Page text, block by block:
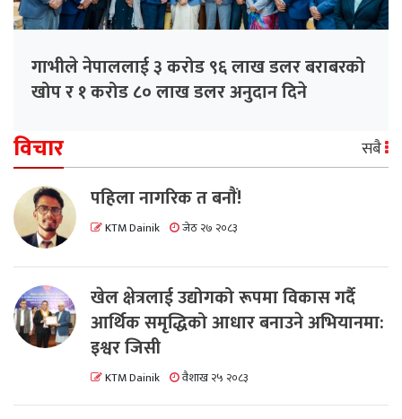
गाभीले नेपाललाई ३ करोड ९६ लाख डलर बराबरको
खोप र १ करोड ८० लाख डलर अनुदान दिने
विचार सबै
पहिला नागरिक त बनाैं!
KTM Dainik जेठ २७ २०८३
खेल क्षेत्रलाई उद्योगको रूपमा विकास गर्दै
आर्थिक समृद्धिको आधार बनाउने अभियानमा:
इश्वर जिसी
KTM Dainik वैशाख २५ २०८३